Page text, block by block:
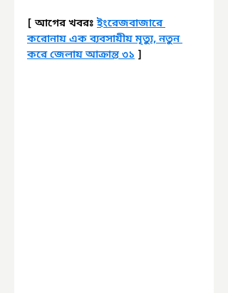
[ আগের খবরঃ ইংরেজবাজারে
করোনায় এক ব্যবসায়ীয় মৃত্যু, নতুন
করে জেলায় আক্রান্ত ৩১ ]